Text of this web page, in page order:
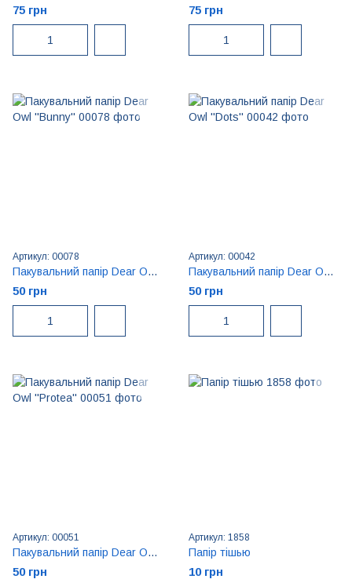
75 грн 75 грн
Артикул: 00078
Пакувальний папір Dear Owl ''Bunny''
50 грн
Артикул: 00042
Пакувальний папір Dear Owl ''Dots''
50 грн
Артикул: 00051
Пакувальний папір Dear Owl ''Protea''
50 грн
Артикул: 1858
Папір тішью
10 грн